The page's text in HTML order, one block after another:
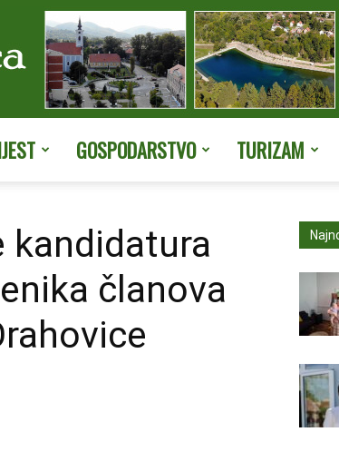
stranice
GOSPODARSTVO TURIZAM
kandidatura
članova